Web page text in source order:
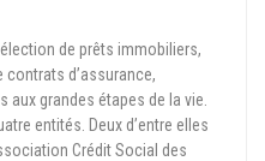
de prêts immobiliers,
d’assurance,
aux grandes étapes de la vie.
entités. Deux d’entre elles
Crédit Social des